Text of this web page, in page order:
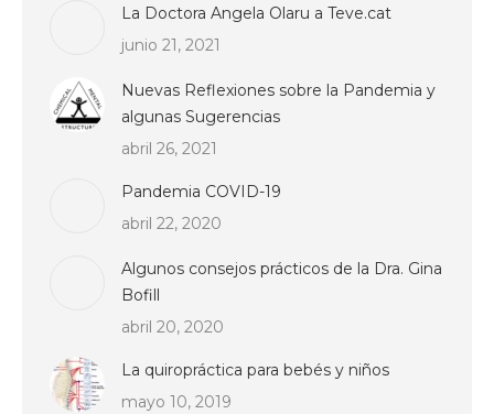
La Doctora Angela Olaru a Teve.cat
junio 21, 2021
Nuevas Reflexiones sobre la Pandemia y
algunas Sugerencias
abril 26, 2021
Pandemia COVID-19
abril 22, 2020
Algunos consejos prácticos de la Dra. Gina
Bofill
abril 20, 2020
La quiropráctica para bebés y niños
mayo 10, 2019